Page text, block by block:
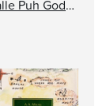
Nalle Puh Godnattsagor